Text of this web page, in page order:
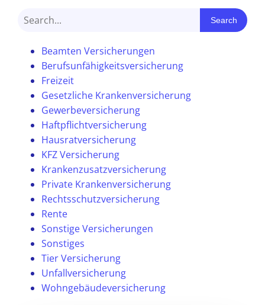
Search
Beamten Versicherungen
Berufsunfähigkeitsversicherung
Freizeit
Gesetzliche Krankenversicherung
Gewerbeversicherung
Haftpflichtversicherung
Hausratversicherung
KFZ Versicherung
Krankenzusatzversicherung
Private Krankenversicherung
Rechtsschutzversicherung
Rente
Sonstige Versicherungen
Sonstiges
Tier Versicherung
Unfallversicherung
Wohngebäudeversicherung